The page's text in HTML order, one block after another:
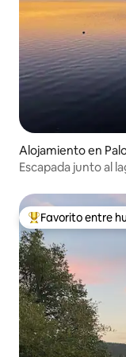
Alojamiento en
Escapada junto al
Favorito entre los
Favorito entre